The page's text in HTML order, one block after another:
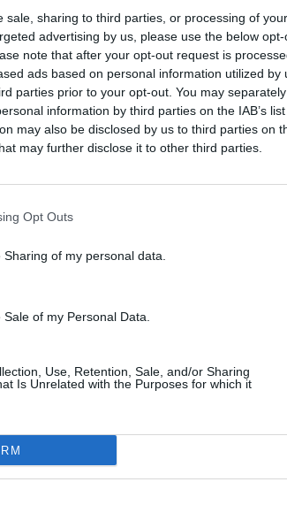
sale, sharing to third parties, or processing of
advertising by us, please use the below
note that after your opt-out request is
ads based on personal information utilized by
parties prior to your opt-out. You may
information by third parties on the IAB’s
may also be disclosed by us to third parties on
may further disclose it to other third parties.
Opt Outs
of my personal data.
of my Personal Data.
Use, Retention, Sale, and/or Sharing
Is Unrelated with the Purposes for which it